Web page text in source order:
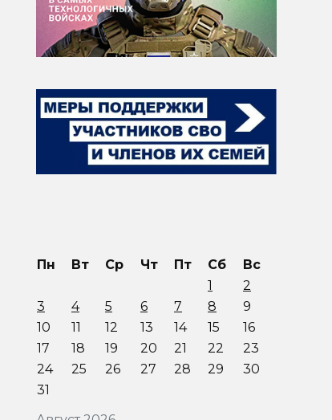
Пн Вт Ср Чт Пт Сб
Вс
1
2
3
4 5 6 7 8
9
10
11 12 13 14 15
16
17
18 19 20 21 22
23
24
25 26 27 28 29
30
31